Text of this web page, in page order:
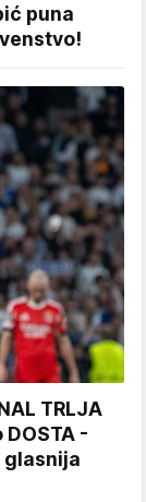
puna
TRLJA
-
glasnija